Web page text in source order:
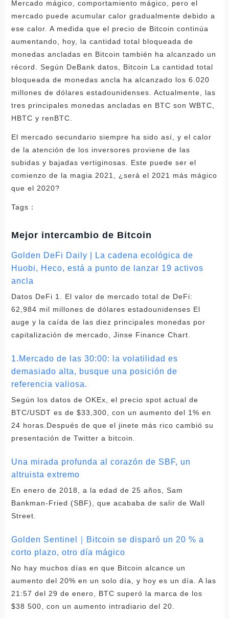
Mercado mágico, comportamiento mágico, pero el
mercado puede acumular calor gradualmente debido a
ese calor. A medida que el precio de Bitcoin continúa
aumentando, hoy, la cantidad total bloqueada de
monedas ancladas en Bitcoin también ha alcanzado un
récord. Según DeBank datos, Bitcoin La cantidad total
bloqueada de monedas ancla ha alcanzado los 6.020
millones de dólares estadounidenses. Actualmente, las
tres principales monedas ancladas en BTC son WBTC,
HBTC y renBTC.
El mercado secundario siempre ha sido así, y el calor
de la atención de los inversores proviene de las
subidas y bajadas vertiginosas. Este puede ser el
comienzo de la magia 2021, ¿será el 2021 más mágico
que el 2020?
Tags：
Mejor intercambio de Bitcoin
Golden DeFi Daily | La cadena ecológica de
Huobi, Heco, está a punto de lanzar 19 activos
ancla
Datos DeFi 1. El valor de mercado total de DeFi:
62,984 mil millones de dólares estadounidenses El
auge y la caída de las diez principales monedas por
capitalización de mercado, Jinse Finance Chart.
1.Mercado de las 30:00: la volatilidad es
demasiado alta, busque una posición de
referencia valiosa.
Según los datos de OKEx, el precio spot actual de
BTC/USDT es de $33,300, con un aumento del 1% en
24 horas.Después de que el jinete más rico cambió su
presentación de Twitter a bitcoin.
Una mirada profunda al corazón de SBF, un
altruista extremo
En enero de 2018, a la edad de 25 años, Sam
Bankman-Fried (SBF), que acababa de salir de Wall
Street.
Golden Sentinel｜Bitcoin se disparó un 20 % a
corto plazo, otro día mágico
No hay muchos días en que Bitcoin alcance un
aumento del 20% en un solo día, y hoy es un día. A las
21:57 del 29 de enero, BTC superó la marca de los
$38 500, con un aumento intradiario del 20.